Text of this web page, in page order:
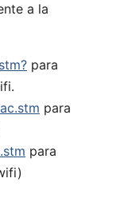
a la
para
para
para